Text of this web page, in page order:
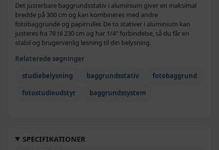
Det justerbare baggrundsstativ i aluminium giver en maksimal
bredde på 300 cm og kan kombineres med andre
fotobaggrunde og papirruller. De to stativer i aluminium kan
justeres fra 78 til 230 cm og har 1/4" forbindelse, så du får en
stabil og brugervenlig løsning til din belysning.
Relaterede søgninger
studiebelysning
baggrundsstativ
fotobaggrund
fotostudieudstyr
baggrundssystem
SPECIFIKATIONER